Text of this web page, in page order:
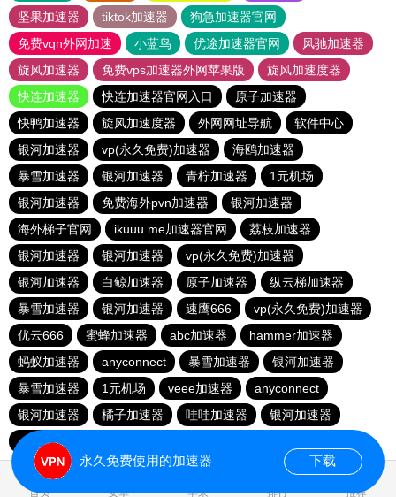
坚果加速器
tiktok加速器
狗急加速器官网
免费vqn外网加速
小蓝鸟 优途加速器官网
风驰加速器
旋风加速器
免费vps加速器外网苹果版
旋风加速度器
快连加速器
快连加速器官网入口
原子加速器
快鸭加速器
旋风加速度器 外网网址导航
软件中心
银河加速器
vp(永久免费)加速器
海鸥加速器
暴雪加速器
银河加速器 青柠加速器
1元机场
银河加速器
免费海外pvn加速器
银河加速器
海外梯子官网
ikuuu.me加速器官网
荔枝加速器
银河加速器
银河加速器
vp(永久免费)加速器
银河加速器
白鲸加速器 原子加速器
纵云梯加速器
暴雪加速器
银河加速器 速鹰666
vp(永久免费)加速器
优云666
蜜蜂加速器 abc加速器
hammer加速器
蚂蚁加速器
anyconnect 暴雪加速器
银河加速器
暴雪加速器
1元机场 veee加速器
anyconnect
银河加速器
橘子加速器 哇哇加速器
银河加速器
anyconnect
首页 安卓 苹果 排行 推荐
永久免费使用的加速器 下载
0.252362s